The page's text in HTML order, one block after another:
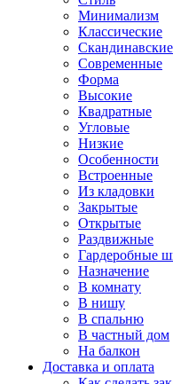
Минимализм
Классические
Скандинавские
Современные
Форма
Высокие
Квадратные
Угловые
Низкие
Особенности
Встроенные
Из кладовки
Закрытые
Открытые
Раздвижные
Гардеробные
Назначение
В комнату
В нишу
В спальню
В частный дом
На балкон
Доставка и оплата